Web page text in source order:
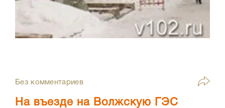
Без комментариев
На въезде на Волжскую ГЭС